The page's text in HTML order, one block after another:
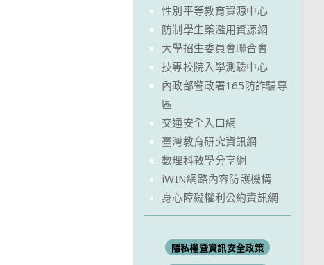
性別平等教育資源中心
防制學生藥濫用資源網
大學招生委員會聯合會
技專校院入學測驗中心
內政部警政署165防詐騙專
區
交通安全入口網
臺灣教育研究資訊網
數理科教學分享網
iWIN網路內容防護機構
身心障礙權利公約資訊網
隱私權暨資訊安全政策